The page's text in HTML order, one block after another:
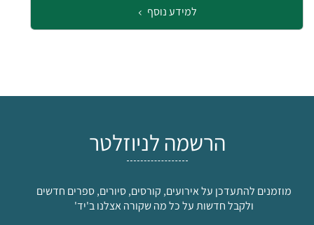
למידע נוסף
הרשמה לניוזלטר
מוזמנים להתעדכן על אירועים, קורסים, סיורים, ספרים חדשים
ולקבל חדשות על כל מה שקורה אצלנו ב'יד'